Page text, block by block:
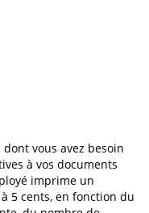
vous avez besoin
à vos documents
imprime un
5 cents, en fonction du